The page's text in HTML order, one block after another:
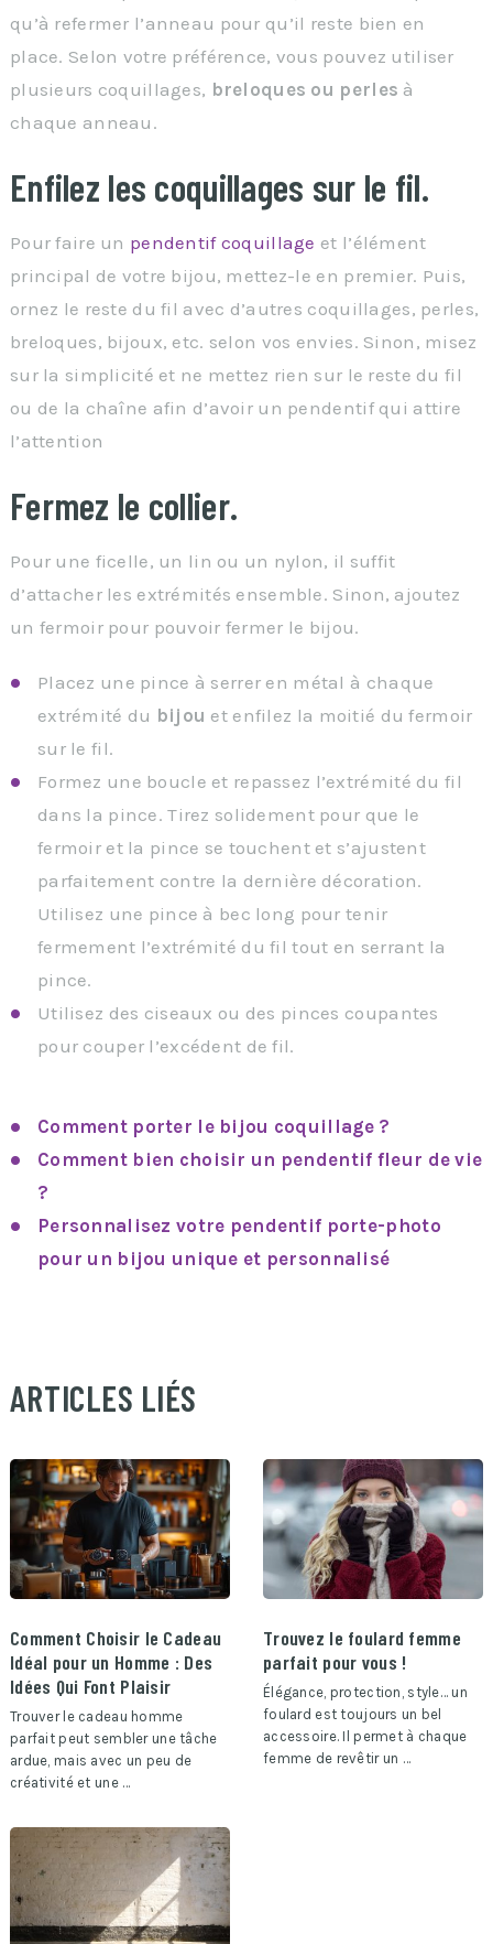
qu’à refermer l’anneau pour qu’il reste bien en
place. Selon votre préférence, vous pouvez utiliser
plusieurs coquillages, breloques ou perles à
chaque anneau.
Enfilez les coquillages sur le fil.
Pour faire un pendentif coquillage et l’élément
principal de votre bijou, mettez-le en premier. Puis,
ornez le reste du fil avec d’autres coquillages, perles,
breloques, bijoux, etc. selon vos envies. Sinon, misez
sur la simplicité et ne mettez rien sur le reste du fil
ou de la chaîne afin d’avoir un pendentif qui attire
l’attention
Fermez le collier.
Pour une ficelle, un lin ou un nylon, il suffit
d’attacher les extrémités ensemble. Sinon, ajoutez
un fermoir pour pouvoir fermer le bijou.
Placez une pince à serrer en métal à chaque
extrémité du bijou et enfilez la moitié du fermoir
sur le fil.
Formez une boucle et repassez l’extrémité du fil
dans la pince. Tirez solidement pour que le
fermoir et la pince se touchent et s’ajustent
parfaitement contre la dernière décoration.
Utilisez une pince à bec long pour tenir
fermement l’extrémité du fil tout en serrant la
pince.
Utilisez des ciseaux ou des pinces coupantes
pour couper l’excédent de fil.
Comment porter le bijou coquillage ?
Comment bien choisir un pendentif fleur de vie
?
Personnalisez votre pendentif porte-photo
pour un bijou unique et personnalisé
ARTICLES LIÉS
Comment Choisir le Cadeau
Idéal pour un Homme : Des
Idées Qui Font Plaisir
Trouver le cadeau homme
parfait peut sembler une tâche
ardue, mais avec un peu de
créativité et une …
Trouvez le foulard femme
parfait pour vous !
Élégance, protection, style… un
foulard est toujours un bel
accessoire. Il permet à chaque
femme de revêtir un …